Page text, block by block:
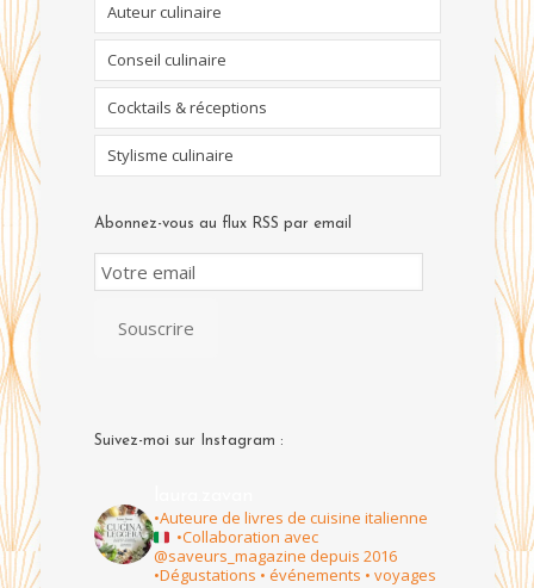
Auteur culinaire
Conseil culinaire
Cocktails & réceptions
Stylisme culinaire
Abonnez-vous au flux RSS par email
Email
Subscription
Souscrire
Suivez-moi sur Instagram :
•Auteure de livres de cuisine italienne
•Collaboration avec
@saveurs_magazine depuis 2016
•Dégustations • événements • voyages